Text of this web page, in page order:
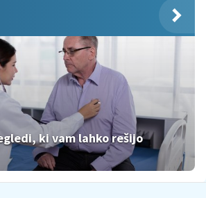
ki vam lahko rešijo